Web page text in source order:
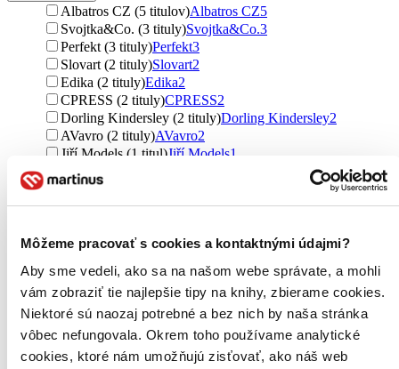
Môžeme pracovať s cookies a kontaktnými údajmi?
Aby sme vedeli, ako sa na našom webe správate, a mohli
vám zobraziť tie najlepšie tipy na knihy, zbierame cookies.
Niektoré sú naozaj potrebné a bez nich by naša stránka
vôbec nefungovala. Okrem toho používame analytické
cookies, ktoré nám umožňujú zisťovať, ako náš web
Albatros CZ (5 titulov)Albatros CZ5
Svojtka&Co. (3 tituly)Svojtka&Co.3
Perfekt (3 tituly)Perfekt3
Slovart (2 tituly)Slovart2
Edika (2 tituly)Edika2
CPRESS (2 tituly)CPRESS2
Dorling Kindersley (2 tituly)Dorling Kindersley2
AVavro (2 tituly)AVavro2
Jiří Models (1 titul)Jiří Models1
Fragment (1 titul)
Albatros SK (1 titul)
Nakladatelství Fragment (1 titul)Nakladatelství Fragment1
Cesty za tichom (1 titul)Cesty za tichom1
Ďalšie možnosti
Väzba
pevná väzba (15 titulov)pevná väzba15
brožovaná väzba (5 titulov)
brožovaná väzba
leporelo (4 tituly)leporelo4